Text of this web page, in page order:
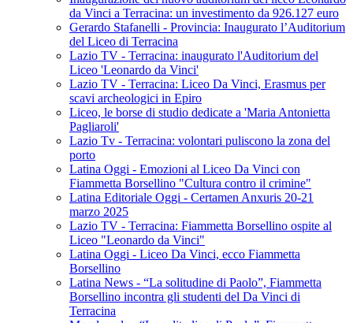
da Vinci a Terracina: un investimento da 926.127 euro
Gerardo Stafanelli - Provincia: Inaugurato l’Auditorium
del Liceo di Terracina
Lazio TV - Terracina: inaugurato l'Auditorium del
Liceo 'Leonardo da Vinci'
Lazio TV - Terracina: Liceo Da Vinci, Erasmus per
scavi archeologici in Epiro
Liceo, le borse di studio dedicate a 'Maria Antonietta
Pagliaroli'
Lazio Tv - Terracina: volontari puliscono la zona del
porto
Latina Oggi - Emozioni al Liceo Da Vinci con
Fiammetta Borsellino "Cultura contro il crimine"
Latina Editoriale Oggi - Certamen Anxuris 20-21
marzo 2025
Lazio TV - Terracina: Fiammetta Borsellino ospite al
Liceo "Leonardo da Vinci"
Latina Oggi - Liceo Da Vinci, ecco Fiammetta
Borsellino
Latina News - “La solitudine di Paolo”, Fiammetta
Borsellino incontra gli studenti del Da Vinci di
Terracina